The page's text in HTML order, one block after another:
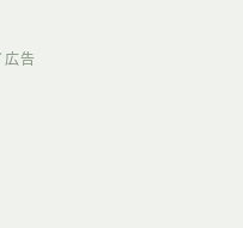
広告